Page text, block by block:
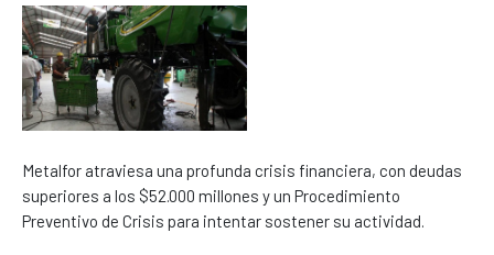
Metalfor atraviesa una profunda crisis financiera, con deudas
superiores a los $52.000 millones y un Procedimiento
Preventivo de Crisis para intentar sostener su actividad.